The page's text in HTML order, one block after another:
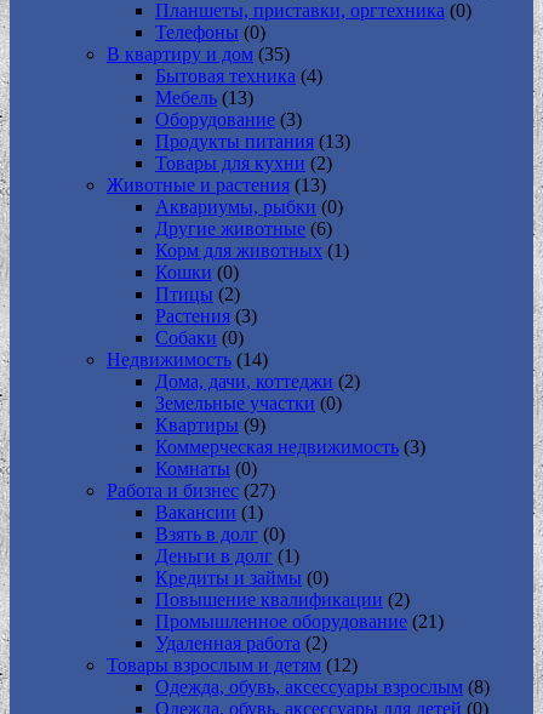
Планшеты, приставки, оргтехника (0)
Телефоны (0)
В квартиру и дом (35)
Бытовая техника (4)
Мебель (13)
Оборудование (3)
Продукты питания (13)
Товары для кухни (2)
Животные и растения (13)
Аквариумы, рыбки (0)
Другие животные (6)
Корм для животных (1)
Кошки (0)
Птицы (2)
Растения (3)
Собаки (0)
Недвижимость (14)
Дома, дачи, коттеджи (2)
Земельные участки (0)
Квартиры (9)
Коммерческая недвижимость (3)
Комнаты (0)
Работа и бизнес (27)
Вакансии (1)
Взять в долг (0)
Деньги в долг (1)
Кредиты и займы (0)
Повышение квалификации (2)
Промышленное оборудование (21)
Удаленная работа (2)
Товары взрослым и детям (12)
Одежда, обувь, аксессуары взрослым (8)
Одежда, обувь, аксессуары для детей (0)